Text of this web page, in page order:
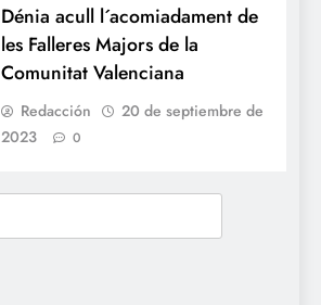
Dénia acull l´acomiadament de
les Falleres Majors de la
Comunitat Valenciana
Redacción
20 de septiembre de
2023
0